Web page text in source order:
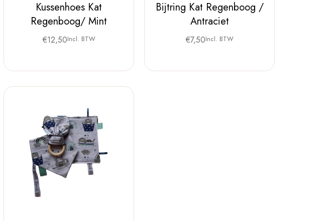
Kussenhoes Kat
Regenboog/ Mint
€12,50Incl. BTW
Bijtring Kat Regenboog /
Antraciet
€7,50Incl. BTW